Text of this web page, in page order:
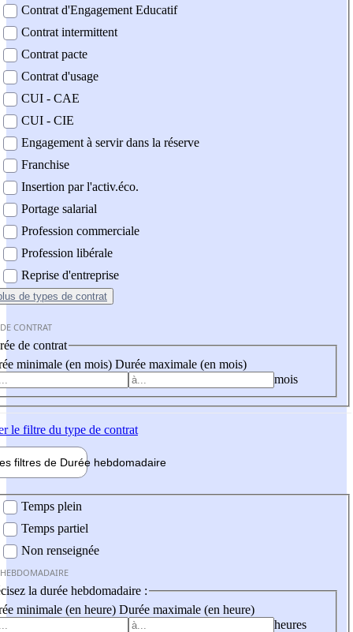
Contrat d'Engagement Educatif
Contrat intermittent
Contrat pacte
Contrat d'usage
CUI - CAE
CUI - CIE
Engagement à servir dans la réserve
Franchise
Insertion par l'activ.éco.
Portage salarial
Profession commerciale
Profession libérale
Reprise d'entreprise
de types de contrat
CONTRAT
de contrat
minimale (en mois) Durée maximale (en mois)
mois
le filtre du type de contrat
filtres de Durée hebdomadaire
Temps plein
Temps partiel
Non renseignée
la durée hebdomadaire :
minimale (en heure) Durée maximale (en heure)
heures